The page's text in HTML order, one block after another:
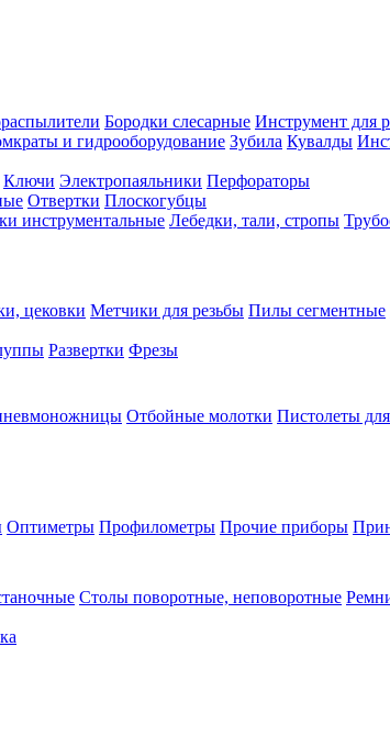
Бородки слесарные Инструмент для
и гидрооборудование Зубила Кувалды
Ключи Электропаяльники Перфораторы
Отвертки Плоскогубцы
инструментальные Лебедки, тали, стропы
цековки Метчики для резьбы Пилы сегментные
Развертки Фрезы
Отбойные молотки Пистолеты
Оптиметры Профилометры Прочие приборы
Столы поворотные, неповоротные